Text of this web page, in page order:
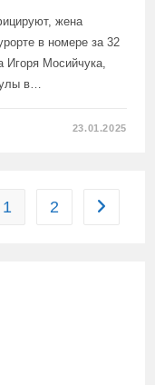
жена
в номере за 32
Игоря Мосийчука,
в…
23.01.2025
1 2 Перейти